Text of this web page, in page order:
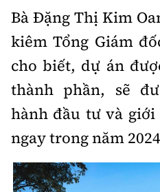
Bà Đặng Thị Kim
kiêm Tổng Giám
cho biết, dự án
thành phần, sẽ
hành đầu tư và
ngay trong năm